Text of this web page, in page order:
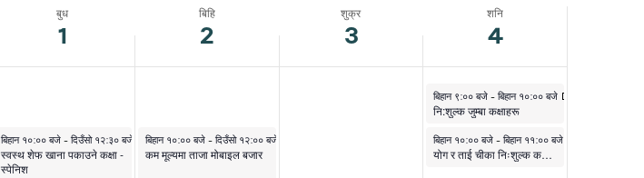
नेभिगेसन
नेभिगेसन
बुध
1
बिहि
2
शुक्र
3
शनि
4
अप्रिल १, २०२६
बिहान १०:०० बजे-दिउँसो १२:३० बजे
स्वस्थ शेफ खाना पकाउने कक्षा -
स्पेनिश
अप्रिल २, २०२६
बिहान १०:०० बजे - दिउँसो १२:०० बजे
कम मूल्यमा ताजा मोबाइल बजार
अप्रिल ४, २०२६
बिहान ९:०० बजे-बिहान १०:०० बजे
नि:शुल्क जुम्बा कक्षाहरू
अप्रिल ४, २०२६
बिहान १०:०० बजे-बिहान ११:०० बजे
योग र ताई चीका निःशुल्क कक्षाहरू (साता बदली गरी)